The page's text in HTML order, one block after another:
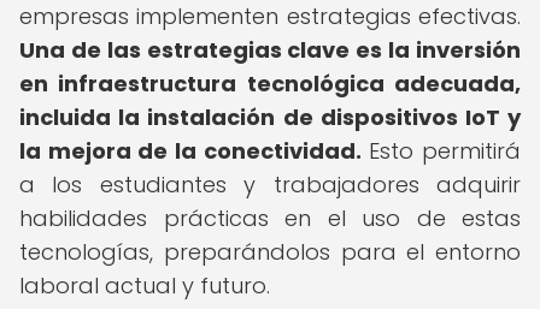
empresas implementen estrategias efectivas.
Una de las estrategias clave es la inversión
en infraestructura tecnológica adecuada,
incluida la instalación de dispositivos IoT y
la mejora de la conectividad. Esto permitirá
a los estudiantes y trabajadores adquirir
habilidades prácticas en el uso de estas
tecnologías, preparándolos para el entorno
laboral actual y futuro.